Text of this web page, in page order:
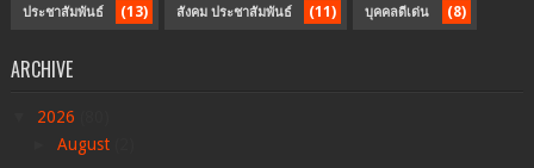
ประชาสัมพันธ์ (13) สังคม ประชาสัมพันธ์ (11) บุคคลดีเด่น (8)
ARCHIVE
2026
August